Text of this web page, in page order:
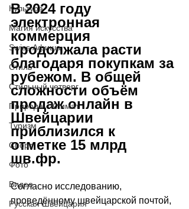
Культура
Магия искусства
Swiss Афиша
Стиль
Стильный четверг
Природа - Климат
Туризм
Спорт
Фото
Видео
Русская Швейцария
В 2024 году
электронная
коммерция
продолжала расти
благодаря покупкам за
рубежом. В общей
сложности объём
продаж онлайн в
Швейцарии
приблизился к
отметке 15 млрд
шв.фр.
Согласно исследованию,
проведённому швейцарской почтой,